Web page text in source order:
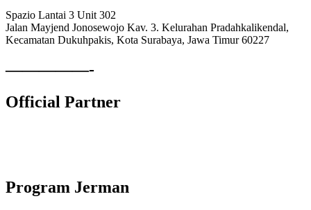
Spazio Lantai 3 Unit 302
Jalan Mayjend Jonosewojo Kav. 3. Kelurahan Pradahkalikendal,
Kecamatan Dukuhpakis, Kota Surabaya, Jawa Timur 60227
—————-
Official Partner
Program Jerman